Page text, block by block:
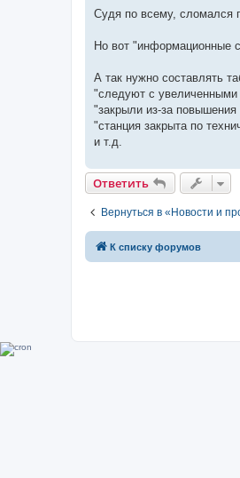
о
б
е
е
Судя по всему, сломался
Но вот "информационные
А так нужно составлять
"следуют с увеличенными
"закрыли из-за повышения
"станция закрыта по
и т.д.
Ответить
Вернуться в «Новости и
К списку форумов